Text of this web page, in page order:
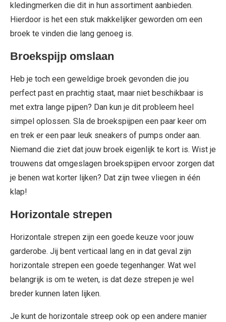
kledingmerken die dit in hun assortiment aanbieden.
Hierdoor is het een stuk makkelijker geworden om een
broek te vinden die lang genoeg is.
Broekspijp omslaan
Heb je toch een geweldige broek gevonden die jou
perfect past en prachtig staat, maar niet beschikbaar is
met extra lange pijpen? Dan kun je dit probleem heel
simpel oplossen. Sla de broekspijpen een paar keer om
en trek er een paar leuk sneakers of pumps onder aan.
Niemand die ziet dat jouw broek eigenlijk te kort is. Wist je
trouwens dat omgeslagen broekspijpen ervoor zorgen dat
je benen wat korter lijken? Dat zijn twee vliegen in één
klap!
Horizontale strepen
Horizontale strepen zijn een goede keuze voor jouw
garderobe. Jij bent verticaal lang en in dat geval zijn
horizontale strepen een goede tegenhanger. Wat wel
belangrijk is om te weten, is dat deze strepen je wel
breder kunnen laten lijken.
Je kunt de horizontale streep ook op een andere manier